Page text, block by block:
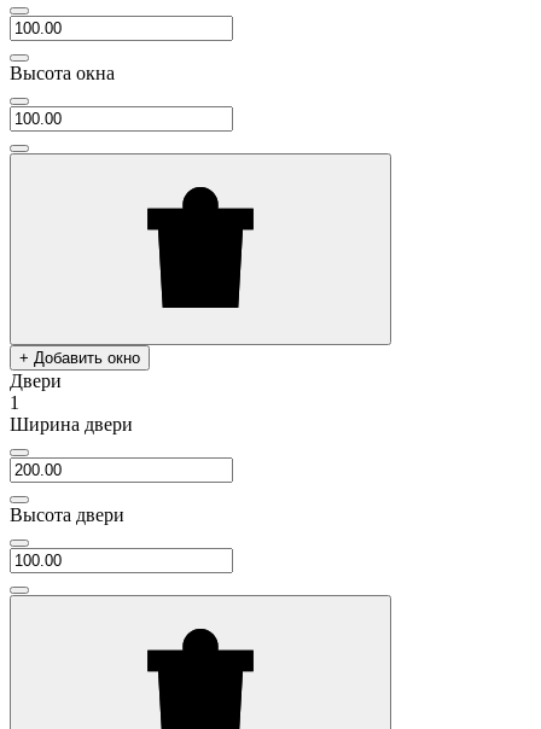
Высота окна
+ Добавить окно
Двери
1
Ширина двери
Высота двери